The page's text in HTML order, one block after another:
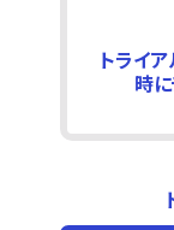
トライ
時